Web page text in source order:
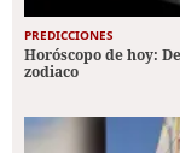
PREDICCIONES
Horóscopo de hoy:
zodiaco